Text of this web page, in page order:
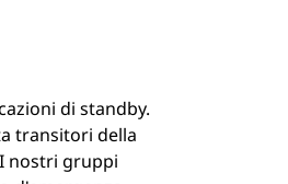
di standby.
transitori della
nostri gruppi